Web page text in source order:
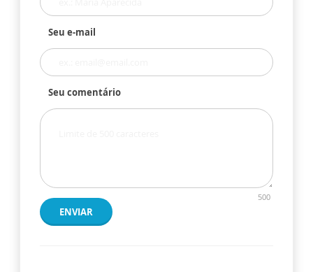
Seu e-mail
Seu comentário
500
ENVIAR